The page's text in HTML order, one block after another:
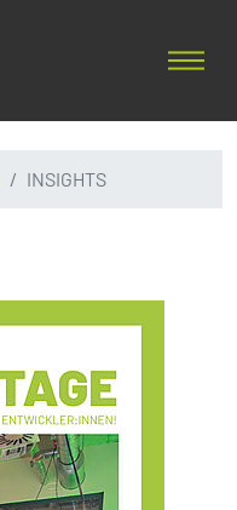
INSIGHTS